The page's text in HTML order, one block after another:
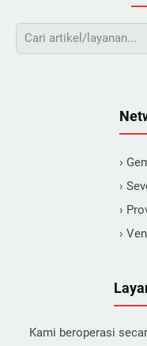
›
›
›
›
Kami beroperasi